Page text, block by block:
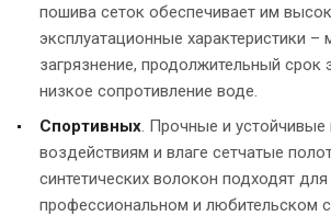
пошива сеток обеспечивает им
эксплуатационные характеристики –
загрязнение, продолжительный срок
низкое сопротивление воде.
Спортивных. Прочные и устойчивые
воздействиям и влаге сетчатые
синтетических волокон подходят
профессиональном и любительском